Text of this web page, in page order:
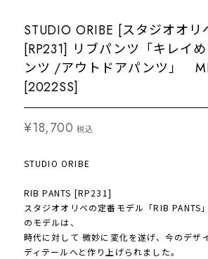
STUDIO ORIBE [スタジオオリ
[RP231] リブパンツ「キレイ
ンツ /アウトドアパンツ」
[2022SS]
¥18,700 税込
STUDIO ORIBE
RIB PANTS [RP231]
スタジオオリベの定番モデル「RIB PANTS
のモデルは、
時代に対して 微妙に変化を遂げ、今のデザ
ディテールへと作り上げられました。